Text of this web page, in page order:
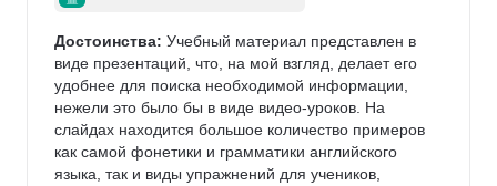
Достоинства: Учебный материал представлен в
виде презентаций, что, на мой взгляд, делает его
удобнее для поиска необходимой информации,
нежели это было бы в виде видео-уроков. На
слайдах находится большое количество примеров
как самой фонетики и грамматики английского
языка, так и виды упражнений для учеников,